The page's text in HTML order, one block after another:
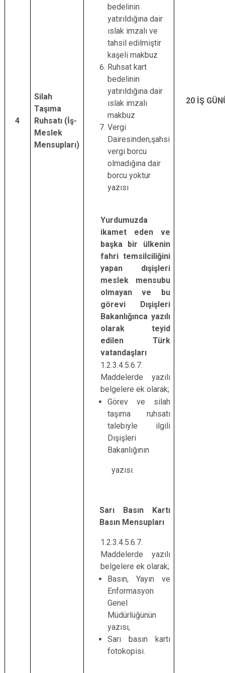
4
Silah
Taşıma
Ruhsatı (İş-
Meslek
Mensupları)
bedelinin
yatırıldığına dair
ıslak imzalı ve
tahsil edilmiştir
kaşeli makbuz
Ruhsat kart
bedelinin
yatırıldığına dair
ıslak imzalı
makbuz
Vergi
Dairesinden,şahsi
vergi borcu
olmadığına dair
borcu yoktur
yazısı
Yurdumuzda
ikamet eden ve
başka bir ülkenin
fahri temsilciliğini
yapan dışişleri
meslek mensubu
olmayan ve bu
görevi Dışişleri
Bakanlığınca yazılı
olarak teyid
edilen Türk
vatandaşları
1.2.3.4.5.6.7.
Maddelerde yazılı
belgelere ek olarak;
Görev ve silah
taşıma ruhsatı
talebiyle ilgili
Dışişleri
Bakanlığının
yazısı.
Sarı Basın Kartı
Basın Mensupları
1.2.3.4.5.6.7.
Maddelerde yazılı
belgelere ek olarak;
Basın, Yayın ve
Enformasyon
Genel
Müdürlüğünün
yazısı,
Sarı basın kartı
fotokopisi.
20 İŞ